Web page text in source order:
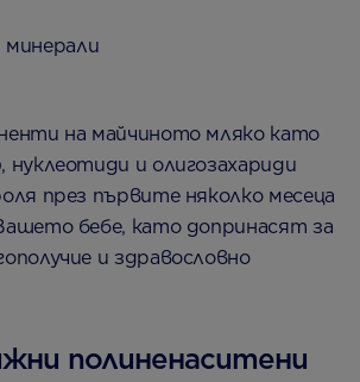
на майчиното мляко като
и олигозахариди
през първите няколко месеца
бебе, като допринасят за
и здравословно
полиненаситени